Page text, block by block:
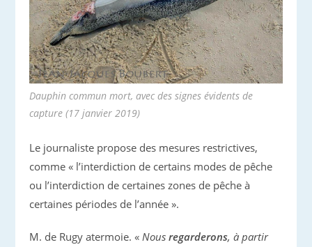
Dauphin commun mort, avec des signes évidents de
capture (17 janvier 2019)
Le journaliste propose des mesures restrictives,
comme « l’interdiction de certains modes de pêche
ou l’interdiction de certaines zones de pêche à
certaines périodes de l’année ».
M. de Rugy atermoie. « Nousregarderons, à partir